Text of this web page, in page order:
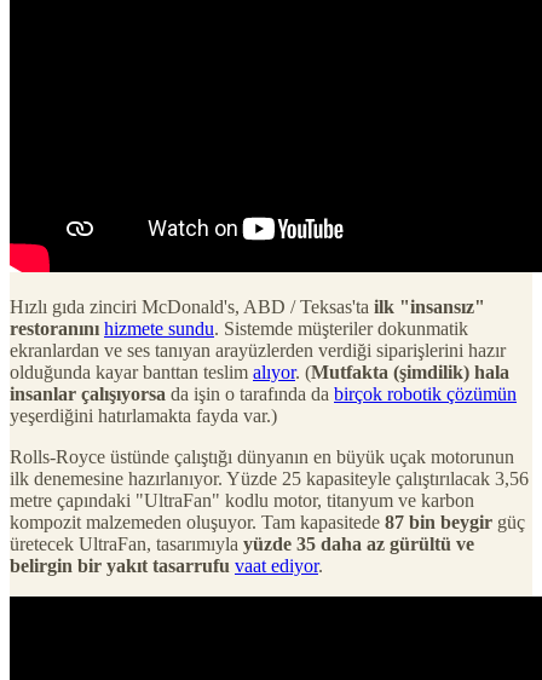
Hızlı gıda zinciri McDonald's, ABD / Teksas'ta ilk "insansız"
restoranını hizmete sundu. Sistemde müşteriler dokunmatik
ekranlardan ve ses tanıyan arayüzlerden verdiği siparişlerini hazır
olduğunda kayar banttan teslim alıyor. (Mutfakta (şimdilik) hala
insanlar çalışıyorsa da işin o tarafında da birçok robotik çözümün
yeşerdiğini hatırlamakta fayda var.)
Rolls-Royce üstünde çalıştığı dünyanın en büyük uçak motorunun
ilk denemesine hazırlanıyor. Yüzde 25 kapasiteyle çalıştırılacak 3,56
metre çapındaki "UltraFan" kodlu motor, titanyum ve karbon
kompozit malzemeden oluşuyor. Tam kapasitede 87 bin beygir güç
üretecek UltraFan, tasarımıyla yüzde 35 daha az gürültü ve
belirgin bir yakıt tasarrufu vaat ediyor.